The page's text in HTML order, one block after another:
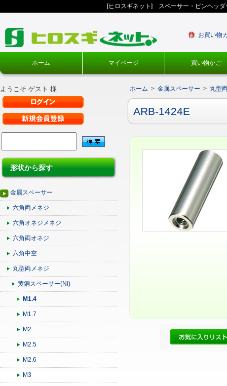
[ヒロスギネット] スペーサー・ピンヘッ
お買い物
ホーム マイページ 買い物かご
ようこそ ゲスト 様
形状から探す
金属スペーサー
六角両メネジ
六角オネジメネジ
六角両オネジ
六角中空
丸型両メネジ
黄銅スペーサー(Ni)
M1.4
M1.7
M2
M2.5
M2.6
M3
ホーム > 金属スペーサー > 丸型
ARB-1424E